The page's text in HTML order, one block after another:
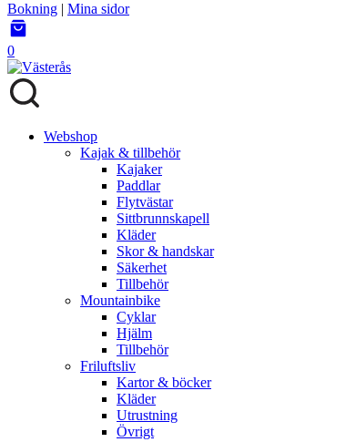
Bokning | Mina sidor
0
Webshop
Kajak & tillbehör
Kajaker
Paddlar
Flytvästar
Sittbrunnskapell
Kläder
Skor & handskar
Säkerhet
Tillbehör
Mountainbike
Cyklar
Hjälm
Tillbehör
Friluftsliv
Kartor & böcker
Kläder
Utrustning
Övrigt